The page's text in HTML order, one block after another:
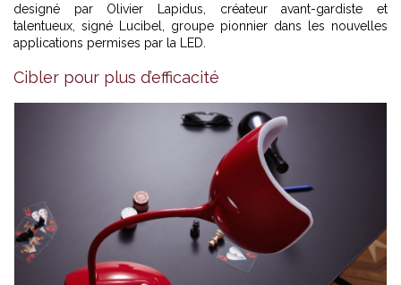
designé par Olivier Lapidus, créateur avant-gardiste et
talentueux, signé Lucibel, groupe pionnier dans les nouvelles
applications permises par la LED.
Cibler pour plus d’efficacité